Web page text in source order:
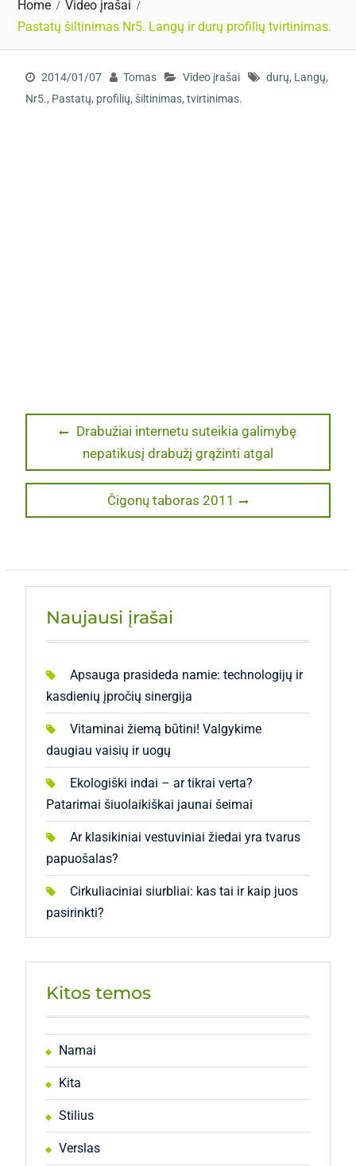
Home
Video įrašai
Pastatų šiltinimas Nr5. Langų ir durų profilių tvirtinimas.
2014/01/07 Tomas Video įrašai durų, Langų,
Nr5., Pastatų, profilių, šiltinimas, tvirtinimas.
Navigacija
įrašų
Previous
post:
Drabužiai internetu suteikia galimybę
nepatikusį drabužį grąžinti atgal
Next
post:
Čigonų taboras 2011
Naujausi įrašai
Apsauga prasideda namie: technologijų ir
kasdienių įpročių sinergija
Vitaminai žiemą būtini! Valgykime
daugiau vaisių ir uogų
Ekologiški indai – ar tikrai verta?
Patarimai šiuolaikiškai jaunai šeimai
Ar klasikiniai vestuviniai žiedai yra tvarus
papuošalas?
Cirkuliaciniai siurbliai: kas tai ir kaip juos
pasirinkti?
Kitos temos
Namai
Kita
Stilius
Verslas